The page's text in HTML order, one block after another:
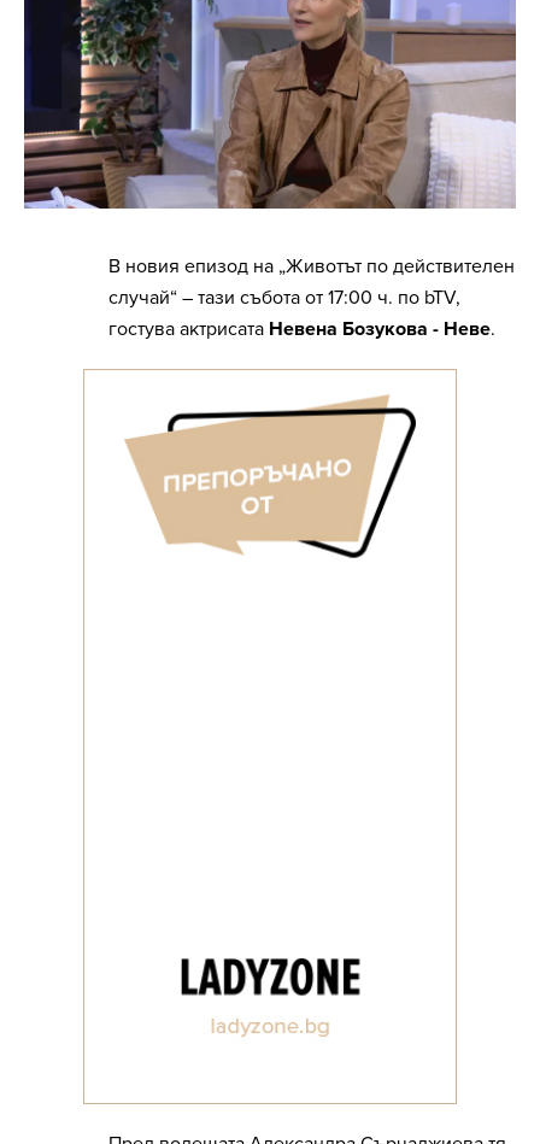
В новия епизод на „Животът по действителен
случай“ – тази събота от 17:00 ч. по bTV,
гостува актрисата Невена Бозукова - Неве.